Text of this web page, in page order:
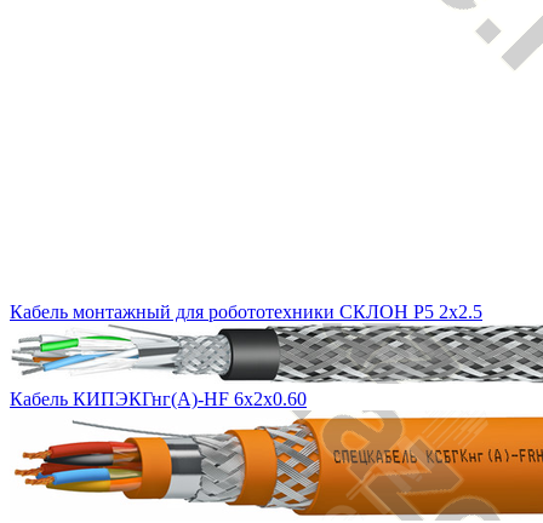
Кабель монтажный для робототехники СКЛОН Р5 2х2.5
Кабель КИПЭКГнг(А)-HF 6х2х0.60